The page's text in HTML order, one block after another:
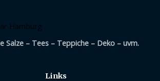
Salze – Tees – Teppiche – Deko – uvm.
Links